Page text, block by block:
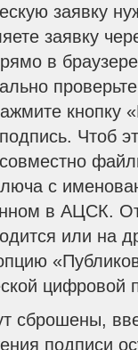
заявку
заявку
в
кнопку
Чтоб
с
в АЦСК.
или на
цифровой
сброшены,
подписи